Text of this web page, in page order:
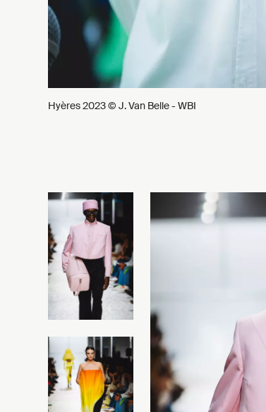
Hyères 2023 © J. Van Belle - WBI